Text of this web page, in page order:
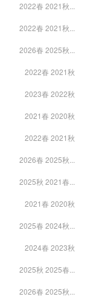
2022春 2021秋...
2022春 2021秋...
2026春 2025秋...
2022春 2021秋
2023春 2022秋
2021春 2020秋
2022春 2021秋
2026春 2025秋...
2025秋 2021春...
2021春 2020秋
2025春 2024秋...
2024春 2023秋
2025秋 2025春...
2026春 2025秋...